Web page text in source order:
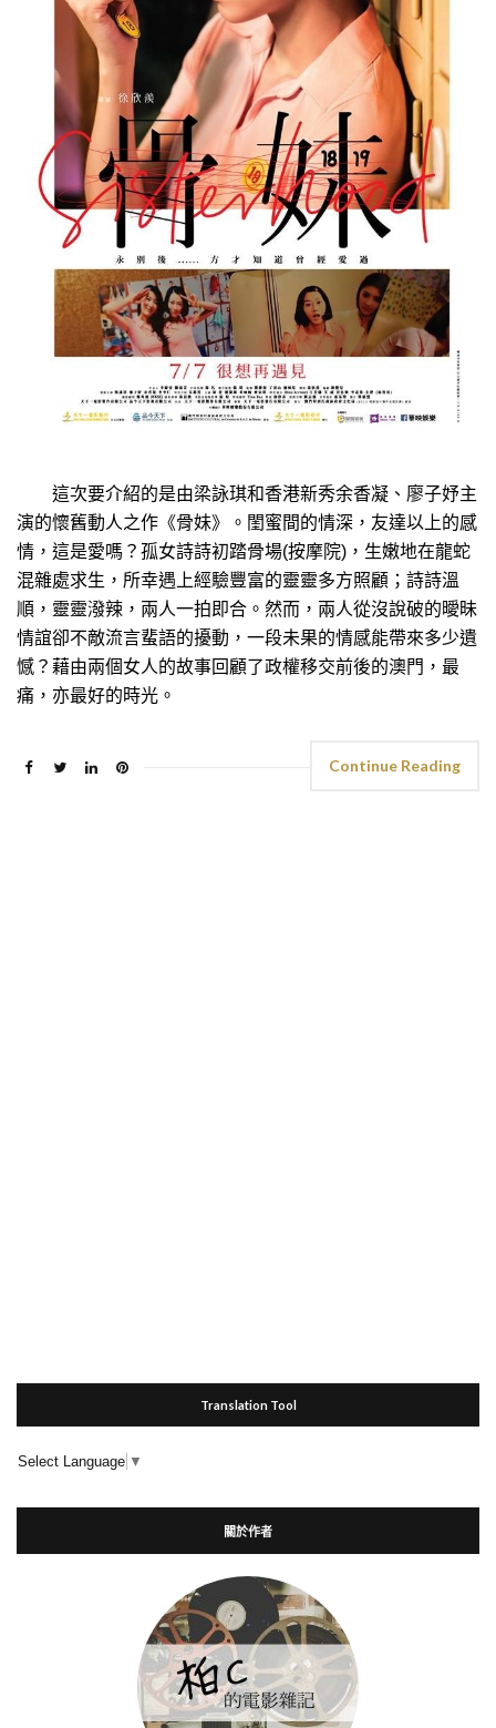
這次要介紹的是由梁詠琪和香港新秀余香凝、廖子妤主
演的懷舊動人之作《骨妹》。閨蜜間的情深，友達以上的感
情，這是愛嗎？孤女詩詩初踏骨場(按摩院)，生嫩地在龍蛇
混雜處求生，所幸遇上經驗豐富的靈靈多方照顧；詩詩溫
順，靈靈潑辣，兩人一拍即合。然而，兩人從沒說破的曖昧
情誼卻不敵流言蜚語的擾動，一段未果的情感能帶來多少遺
憾？藉由兩個女人的故事回顧了政權移交前後的澳門，最
痛，亦最好的時光。
Continue Reading
Translation Tool
Select Language ▼
關於作者